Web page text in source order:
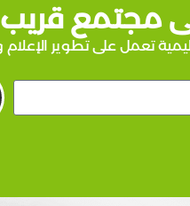
مجتمع قريب
تعمل على تطوير الإعلام